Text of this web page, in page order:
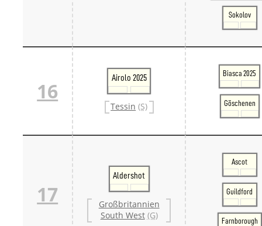
Sokolov
16
Airolo 2025
Tessin (S)
Biasca 2025
Göschenen
17
Aldershot
Großbritannien
South West (G)
Ascot
Guildford
Farnborough